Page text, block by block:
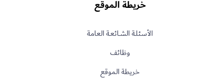
خريطة الموقع
الأسـئلـة الشــائعـة العامة
وظائف
خريطة الموقع